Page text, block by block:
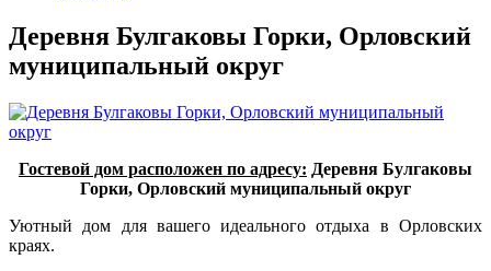
Деревня Булгаковы Горки, Орловский
муниципальный округ
Гостевой дом расположен по адресу: Деревня Булгаковы
Горки, Орловский муниципальный округ
Уютный дом для вашего идеального отдыха в Орловских
краях.